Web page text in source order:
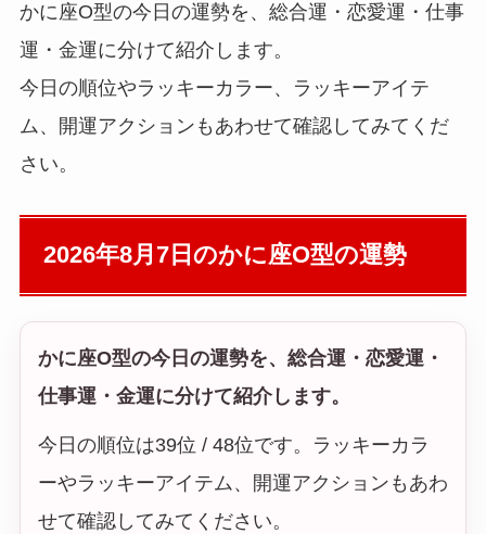
かに座O型の今日の運勢を、総合運・恋愛運・仕事
運・金運に分けて紹介します。
今日の順位やラッキーカラー、ラッキーアイテ
ム、開運アクションもあわせて確認してみてくだ
さい。
2026年8月7日のかに座O型の運勢
かに座O型の今日の運勢を、総合運・恋愛運・
仕事運・金運に分けて紹介します。
今日の順位は39位 / 48位です。ラッキーカラ
ーやラッキーアイテム、開運アクションもあわ
せて確認してみてください。